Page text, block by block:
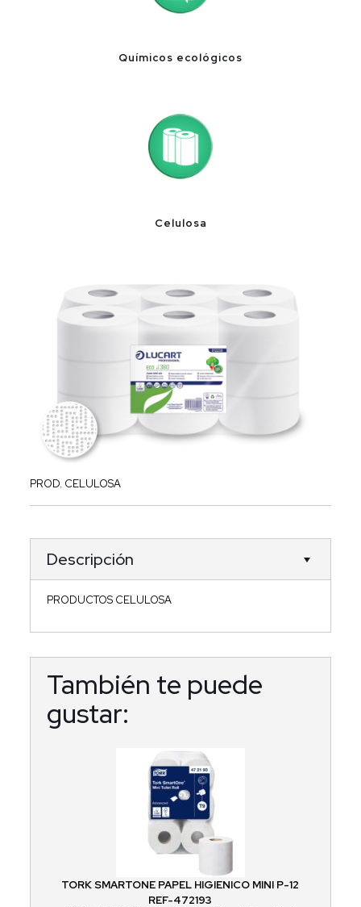
Químicos ecológicos
Celulosa
PROD. CELULOSA
Descripción
PRODUCTOS CELULOSA
También te puede
gustar:
TORK SMARTONE PAPEL HIGIENICO MINI P-12
REF-472193